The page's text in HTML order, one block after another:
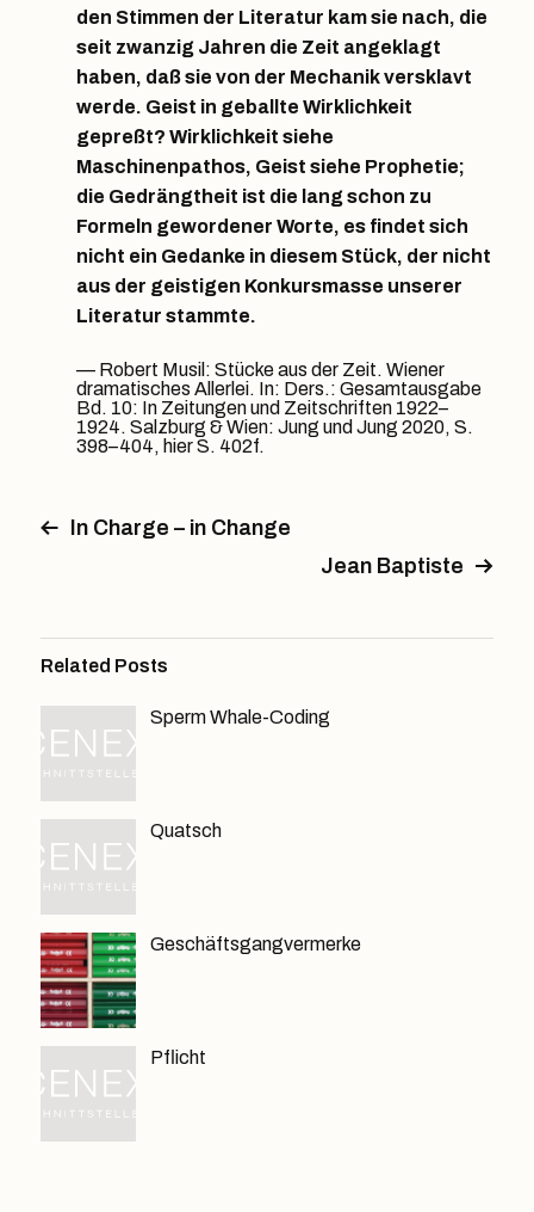
den Stimmen der Literatur kam sie nach, die
seit zwanzig Jahren die Zeit angeklagt
haben, daß sie von der Mechanik versklavt
werde. Geist in geballte Wirklichkeit
gepreßt? Wirklichkeit siehe
Maschinenpathos, Geist siehe Prophetie;
die Gedrängtheit ist die lang schon zu
Formeln gewordener Worte, es findet sich
nicht ein Gedanke in diesem Stück, der nicht
aus der geistigen Konkursmasse unserer
Literatur stammte.
Robert Musil: Stücke aus der Zeit. Wiener
dramatisches Allerlei. In: Ders.: Gesamtausgabe
Bd. 10: In Zeitungen und Zeitschriften 1922–
1924. Salzburg & Wien: Jung und Jung 2020, S.
398–404, hier S. 402f.
In Charge – in Change
Jean Baptiste
Related Posts
Sperm Whale-Coding
Quatsch
Geschäftsgangvermerke
Pflicht